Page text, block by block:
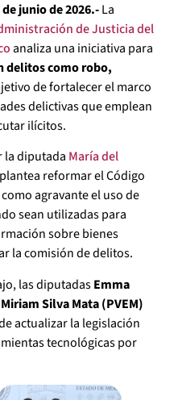
junio de 2026.-La
de Justicia del
analiza una iniciativa para
delitos como robo,
de fortalecer el marco
delictivas que emplean
ilícitos.
la diputada María del
reformar el Código
agravante el uso de
sean utilizadas para
sobre bienes
la comisión de delitos.
las diputadasEmma
Miriam Silva Mata (PVEM)
actualizar la legislación
tecnológicas por